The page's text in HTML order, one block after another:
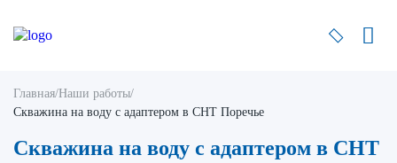
Главная/Наши работы/
Скважина на воду с адаптером в СНТ Поречье
Скважина на воду с адаптером в СНТ